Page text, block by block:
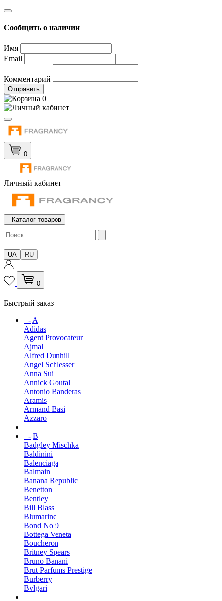
Сообщить о наличии
Имя
Email
Комментарий
Отправить
0
0
Личный кабинет
Каталог товаров
UA RU
0
Быстрый заказ
+-A
Adidas
Agent Provocateur
Ajmal
Alfred Dunhill
Angel Schlesser
Anna Sui
Annick Goutal
Antonio Banderas
Aramis
Armand Basi
Azzaro
+- B
Badgley Mischka
Baldinini
Balenciaga
Balmain
Banana Republic
Benetton
Bentley
Bill Blass
Blumarine
Bond No 9
Bottega Veneta
Boucheron
Britney Spears
Bruno Banani
Brut Parfums Prestige
Burberry
Bvlgari